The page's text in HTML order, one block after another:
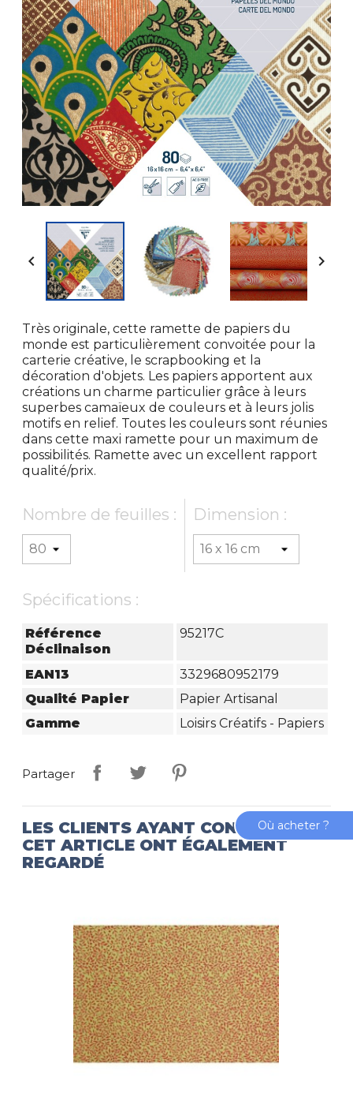
 
Très originale, cette ramette de papiers du
monde est particulièrement convoitée pour la
carterie créative, le scrapbooking et la
décoration d'objets. Les papiers apportent aux
créations un charme particulier grâce à leurs
superbes camaïeux de couleurs et à leurs jolis
motifs en relief. Toutes les couleurs sont réunies
dans cette maxi ramette pour un maximum de
possibilités. Ramette avec un excellent rapport
qualité/prix.
Nombre de feuilles : Dimension :
Spécifications :
Référence
Déclinaison
95217C
EAN13
3329680952179
Qualité Papier
Papier Artisanal
Gamme
Loisirs Créatifs - Papiers
Partager
LES CLIENTS AYANT CONSULTÉ
CET ARTICLE ONT ÉGALEMENT
REGARDÉ
Où acheter ?